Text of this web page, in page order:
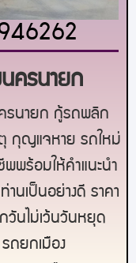
นครนายก
รนายก กู้รถพลิก
กุญแจหาย รถใหม่
พพร้อมให้คำแนะนำ
นเป็นอย่างดี ราคา
วันไม่เว้นวันหยุด
ถยกเมือง